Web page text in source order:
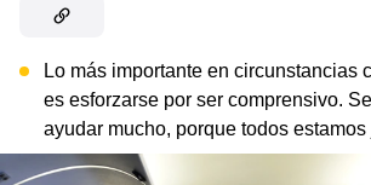
Lo más importante en circunstancias
es esforzarse por ser comprensivo.
ayudar mucho, porque todos